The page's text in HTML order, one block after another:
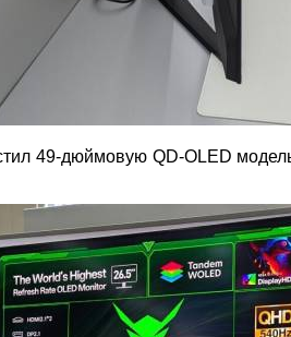
49-дюймовую QD-OLED